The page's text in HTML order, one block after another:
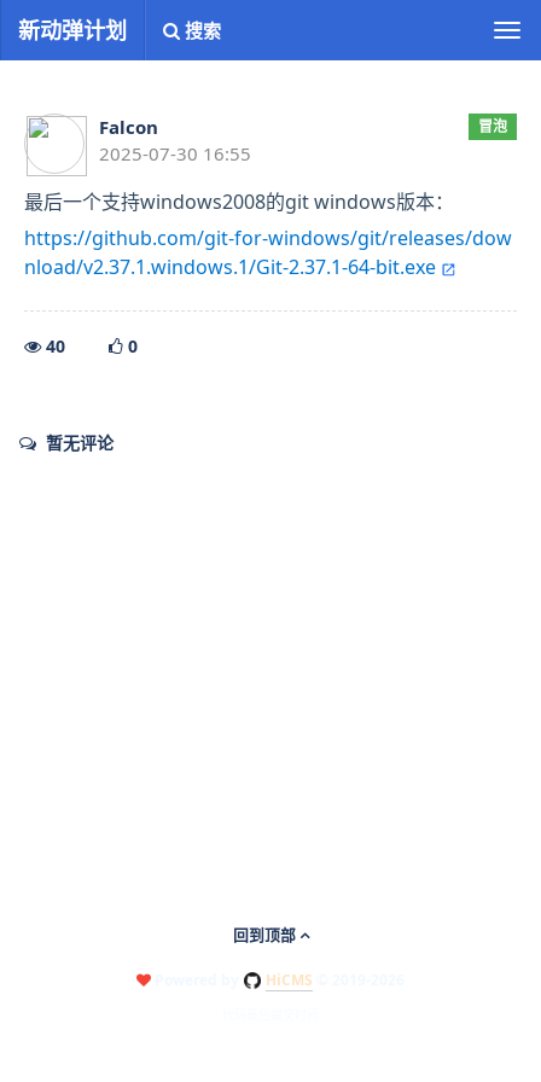
切
换
航
新动弹计划 搜索
Falcon
2025-07-30 16:55
冒泡
最后一个支持windows2008的git windows版本：
https://github.com/git-for-windows/git/releases/dow
nload/v2.37.1.windows.1/Git-2.37.1-64-bit.exe
40 0
暂无评论
回到顶部
HiCMS